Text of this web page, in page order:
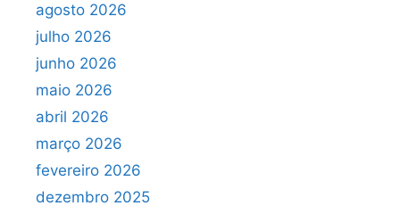
agosto 2026
julho 2026
junho 2026
maio 2026
abril 2026
março 2026
fevereiro 2026
dezembro 2025